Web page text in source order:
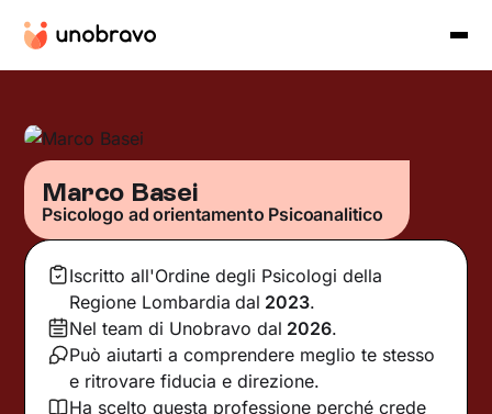
Marco Basei
Psicologo ad orientamento Psicoanalitico
Iscritto all'Ordine degli Psicologi della
Regione Lombardia dal 2023.
Nel team di Unobravo dal 2026.
Può aiutarti a comprendere meglio te stesso
e ritrovare fiducia e direzione.
Ha scelto questa professione perché crede